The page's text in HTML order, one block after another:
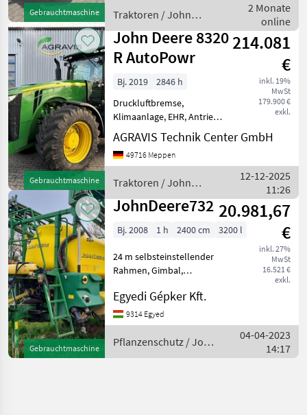
Gebrauchtmaschine
% (0030) Parallel-
Lenksystem (
Traktoren / John
Deere
2 Monate
online
Gebrauchtmaschine
John Deere 8320
R AutoPowr
214.081
€
inkl. 19%
MwSt
179.900 €
exkl.
Bj. 2019
2846 h
Druckluftbremse,
Klimaanlage, EHR, Antrieb:
Allrad, Fronthydraulik,
gefederte Vorderachse 8320
R 0010 gebr. John Deere-
Kabine, Klimaanlage,
Heizung,
AGRAVIS Technik Center GmbH
49716 Meppen
Traktoren / John
Deere
12-12-2025
11:26
Gebrauchtmaschine
JohnDeere732 20.981,67
€
inkl. 27%
MwSt
16.521 €
exkl.
Bj. 2008 1 h 2400 cm 3200 l
24 m selbsteinstellender
Rahmen, Gimbal,
Stangenverstellung,
Monitorsteuerung, in
gutem Zustand zu
verkaufen Pflanzenschutz
Egyedi Gépker Kft.
9314 Egyed
Pflanzenschutz / John
Deere
04-04-2023
14:17